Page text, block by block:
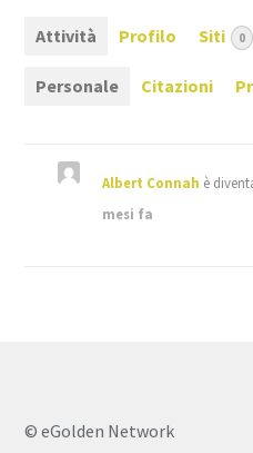
Attività Profilo Siti 0
Personale Citazioni
Albert Connah è
mesi fa
© eGolden Network